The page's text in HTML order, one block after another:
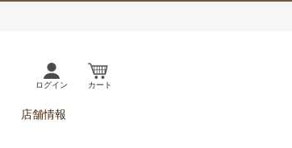
ログイン カート
店舗情報